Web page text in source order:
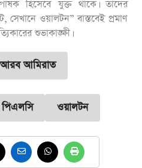
দেশের শীর্ষ প্রযুক্তিপণ্য
টেক ইন্ডাস্ট্রিজ পিএলসি। ক্রিকেটে
উৎসাহিত করছে।
ক্রিকেটে ওয়ালটন এক সুপরিচিত
ঢাকা প্রিমিয়ার লিগ
লিগ (বিসিএল) সহ বিভিন্ন ঘরোয়া
হিসেবে যুক্ত থাকে। তাদের
সেখানে ওয়ালটন” বাস্তবেই প্রমাণ
শুভাকাঙ্ক্ষী।